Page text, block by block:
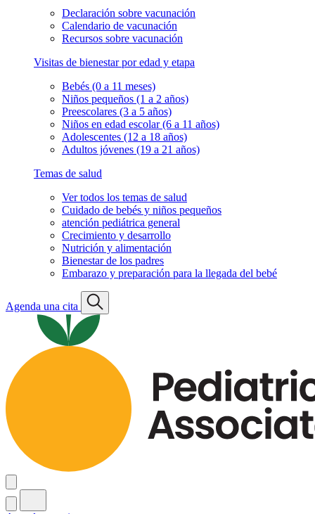
Declaración sobre vacunación
Calendario de vacunación
Recursos sobre vacunación
Visitas de bienestar por edad y etapa
Bebés (0 a 11 meses)
Niños pequeños (1 a 2 años)
Preescolares (3 a 5 años)
Niños en edad escolar (6 a 11 años)
Adolescentes (12 a 18 años)
Adultos jóvenes (19 a 21 años)
Temas de salud
Ver todos los temas de salud
Cuidado de bebés y niños pequeños
atención pediátrica general
Crecimiento y desarrollo
Nutrición y alimentación
Bienestar de los padres
Embarazo y preparación para la llegada del bebé
Agenda una cita